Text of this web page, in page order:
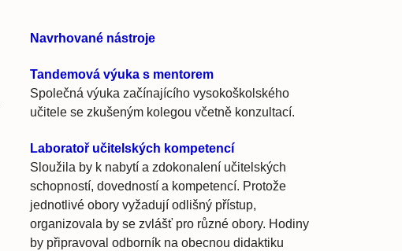
Navrhované nástroje
Tandemová výuka s mentorem
Společná výuka začínajícího vysokoškolského
učitele se zkušeným kolegou včetně konzultací.
Laboratoř učitelských kompetencí
Sloužila by k nabytí a zdokonalení učitelských
schopností, dovedností a kompetencí. Protože
jednotlivé obory vyžadují odlišný přístup,
organizovala by se zvlášť pro různé obory. Hodiny
by připravoval odborník na obecnou didaktiku